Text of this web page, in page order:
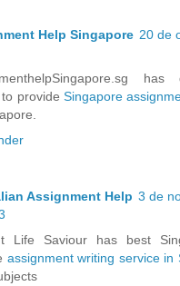
Help Singapore 20 de
has
provide Singapore
Assignment Help 3 de
Life Saviour has best
assignment writing service in